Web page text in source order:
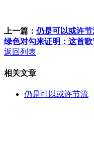
上一篇： 仍是可以或许
绿色对勾来证明：这首
返回列表
相关文章
仍是可以或许节流